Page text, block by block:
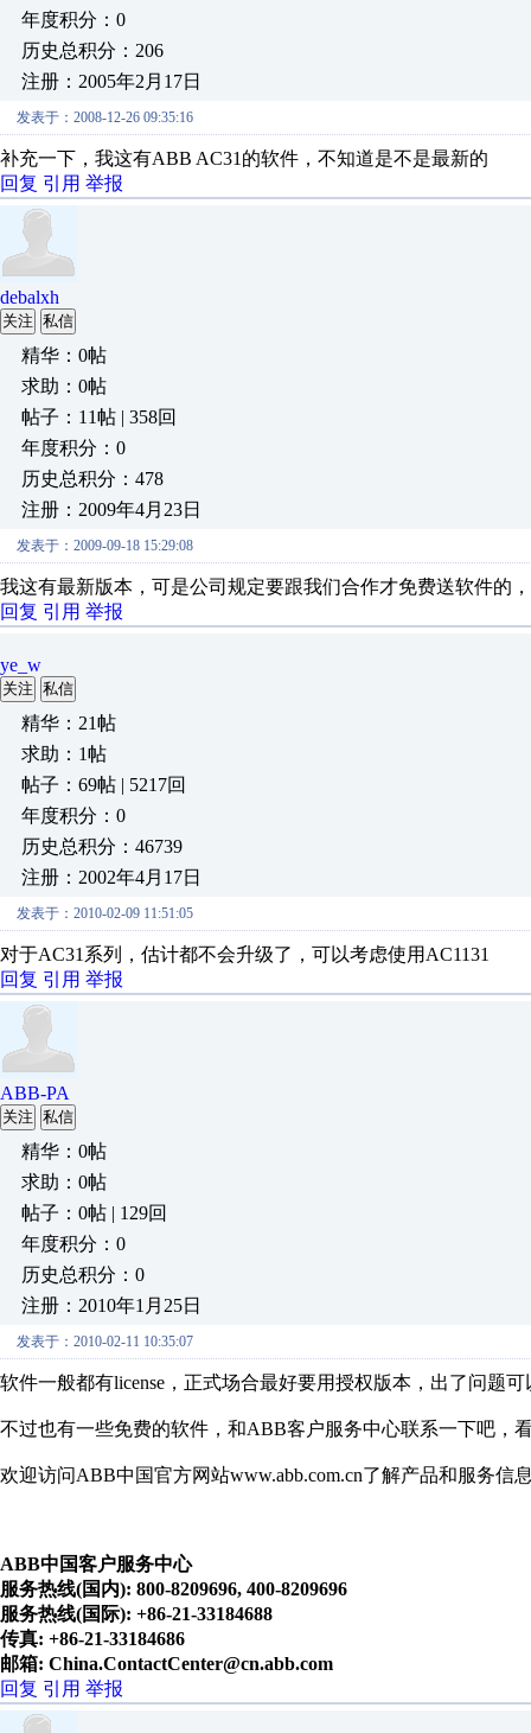
年度积分：0
历史总积分：206
注册：2005年2月17日
发表于：2008-12-26 09:35:16
补充一下，我这有ABB AC31的软件，不知道是不是最新的
回复 引用 举报
debalxh
关注 私信
精华：0帖
求助：0帖
帖子：11帖 | 358回
年度积分：0
历史总积分：478
注册：2009年4月23日
发表于：2009-09-18 15:29:08
我这有最新版本，可是公司规定要跟我们合作才免费送软件的
回复 引用 举报
ye_w
关注 私信
精华：21帖
求助：1帖
帖子：69帖 | 5217回
年度积分：0
历史总积分：46739
注册：2002年4月17日
发表于：2010-02-09 11:51:05
对于AC31系列，估计都不会升级了，可以考虑使用AC1131
回复 引用 举报
ABB-PA
关注 私信
精华：0帖
求助：0帖
帖子：0帖 | 129回
年度积分：0
历史总积分：0
注册：2010年1月25日
发表于：2010-02-11 10:35:07
软件一般都有license，正式场合最好要用授权版本，出了问题
不过也有一些免费的软件，和ABB客户服务中心联系一下吧，
欢迎访问ABB中国官方网站www.abb.com.cn了解产品和服务信
ABB中国客户服务中心
服务热线(国内): 800-8209696, 400-8209696
服务热线(国际): +86-21-33184688
传真: +86-21-33184686
邮箱: China.ContactCenter@cn.abb.com
回复 引用 举报